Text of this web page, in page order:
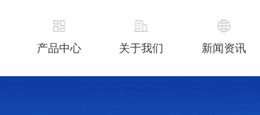
产品中心 关于我们 新闻资讯